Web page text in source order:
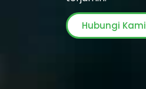
Hubungi Kami